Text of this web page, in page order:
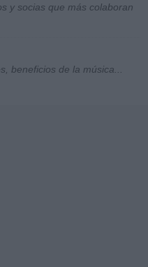
y socias que más colaboran
beneficios de la música...